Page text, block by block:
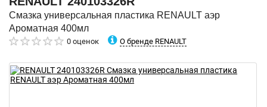
Смазка универсальная пластика RENAULT аэр
Ароматная 400мл
0 оценок О бренде RENAULT